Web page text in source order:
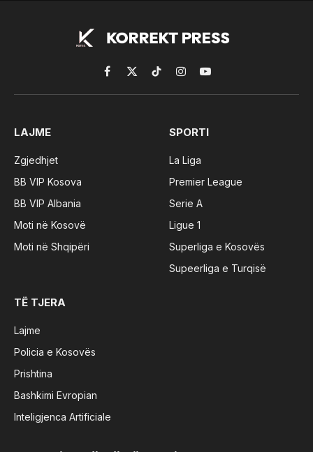
Facebook
X
(Twitter)
TikTokInstagramYouTube
LAJME
Zgjedhjet
BB VIP Kosova
BB VIP Albania
Moti në Kosovë
Moti në Shqipëri
SPORTI
La Liga
Premier League
Serie A
Ligue 1
Superliga e Kosovës
Supeerliga e Turqisë
TË TJERA
Lajme
Policia e Kosovës
Prishtina
Bashkimi Evropian
Inteligjenca Artificiale